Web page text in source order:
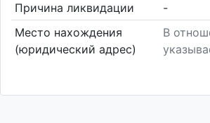
Причина ликвидации
-
Место нахождения
(юридический адрес)
В